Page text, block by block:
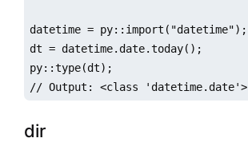
datetime = py::import("datetime");
dt = datetime.date.today();
py::type(dt);
// Output: <class 'datetime.date'>
dir